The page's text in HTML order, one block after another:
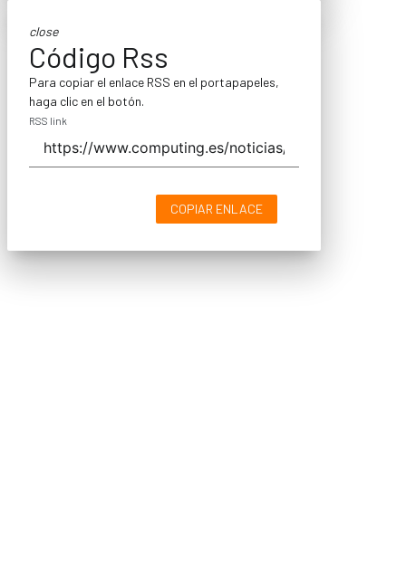
close
Código Rss
Para copiar el enlace RSS en el portapapeles,
haga clic en el botón.
RSS link
COPIAR ENLACE